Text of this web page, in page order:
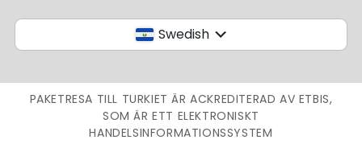
Swedish
PAKETRESA TILL TURKIET ÄR ACKREDITERAD AV ETBIS,
SOM ÄR ETT ELEKTRONISKT
HANDELSINFORMATIONSSYSTEM